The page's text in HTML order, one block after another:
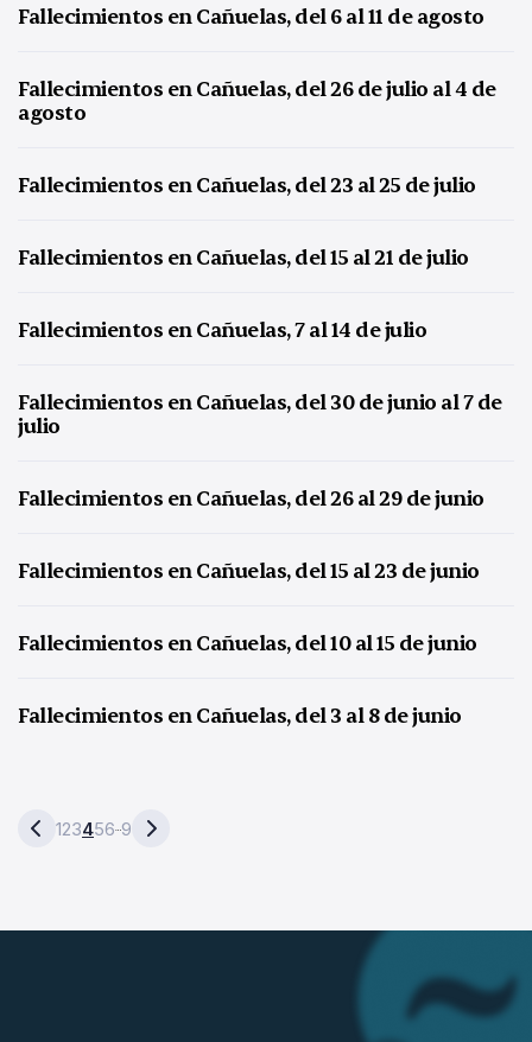
Fallecimientos en Cañuelas, del 6 al 11 de agosto
Fallecimientos en Cañuelas, del 26 de julio al 4 de
agosto
Fallecimientos en Cañuelas, del 23 al 25 de julio
Fallecimientos en Cañuelas, del 15 al 21 de julio
Fallecimientos en Cañuelas, 7 al 14 de julio
Fallecimientos en Cañuelas, del 30 de junio al 7 de
julio
Fallecimientos en Cañuelas, del 26 al 29 de junio
Fallecimientos en Cañuelas, del 15 al 23 de junio
Fallecimientos en Cañuelas, del 10 al 15 de junio
Fallecimientos en Cañuelas, del 3 al 8 de junio
123456…9